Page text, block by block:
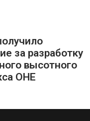
за разработку
высотного
ОНЕ